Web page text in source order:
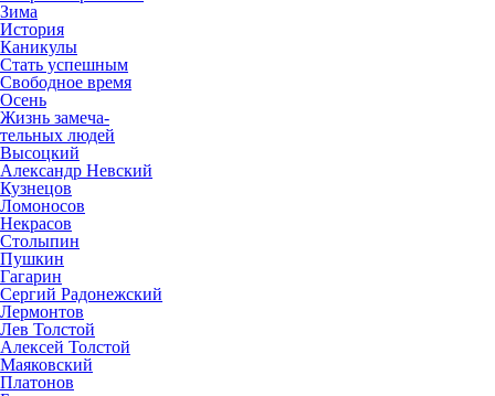
Зима
История
Каникулы
Стать успешным
Свободное время
Осень
Жизнь замеча-
тельных людей
Высоцкий
Александр Невский
Кузнецов
Ломоносов
Некрасов
Столыпин
Пушкин
Гагарин
Сергий Радонежский
Лермонтов
Лев Толстой
Алексей Толстой
Маяковский
Платонов